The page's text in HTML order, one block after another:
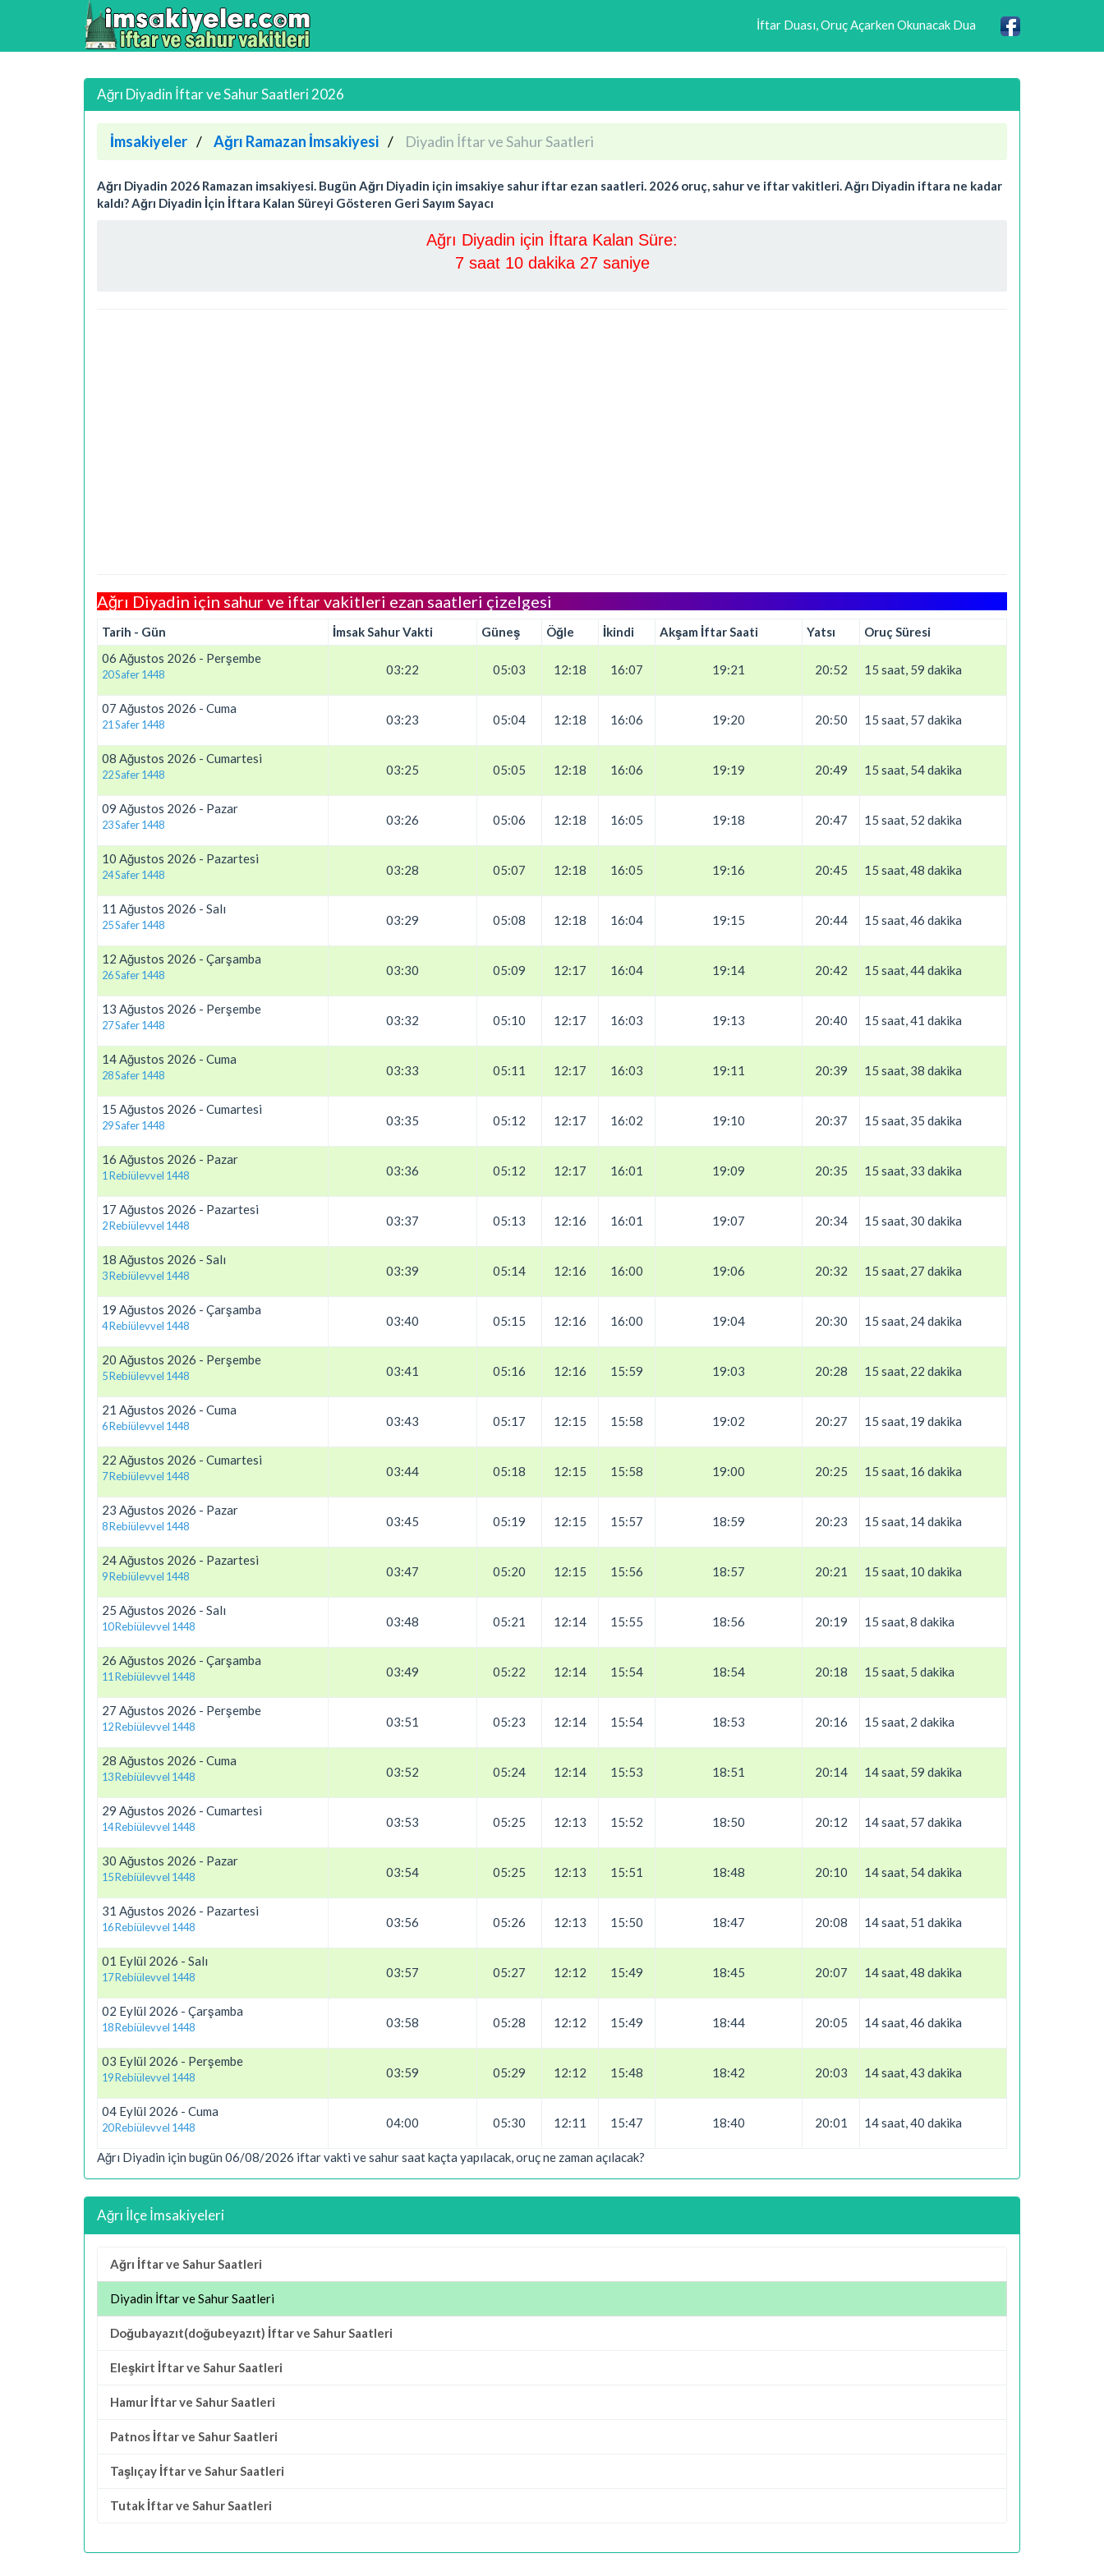
İftar Duası, Oruç Açarken Okunacak Dua
Ağrı Diyadin İftar ve Sahur Saatleri 2026
İmsakiyeler Ağrı Ramazan İmsakiyesi Diyadin İftar ve Sahur Saatleri
Ağrı Diyadin 2026 Ramazan imsakiyesi. Bugün Ağrı Diyadin için imsakiye sahur iftar ezan saatleri. 2026 oruç, sahur ve iftar vakitleri. Ağrı Diyadin iftara ne kadar
kaldı? Ağrı Diyadin İçin İftara Kalan Süreyi Gösteren Geri Sayım Sayacı
Ağrı Diyadin için İftara Kalan Süre:
7 saat 10 dakika 26 saniye
Ağrı Diyadin için sahur ve iftar vakitleri ezan saatleri çizelgesi
Tarih - Gün İmsak Sahur Vakti Güneş Öğle İkindi Akşam İftar Saati Yatsı
Oruç Süresi
06 Ağustos 2026 - Perşembe
20 Safer 1448 03:22 05:03 12:18 16:07 19:21 20:52 15 saat, 59 dakika
07 Ağustos 2026 - Cuma
21 Safer 1448 03:23 05:04 12:18 16:06 19:20 20:50 15 saat, 57 dakika
08 Ağustos 2026 - Cumartesi
22 Safer 1448 03:25 05:05 12:18 16:06 19:19 20:49 15 saat, 54 dakika
09 Ağustos 2026 - Pazar
23 Safer 1448 03:26 05:06 12:18 16:05 19:18 20:47 15 saat, 52 dakika
10 Ağustos 2026 - Pazartesi
24 Safer 1448 03:28 05:07 12:18 16:05 19:16 20:45 15 saat, 48 dakika
11 Ağustos 2026 - Salı
25 Safer 1448 03:29 05:08 12:18 16:04 19:15 20:44 15 saat, 46 dakika
12 Ağustos 2026 - Çarşamba
26 Safer 1448 03:30 05:09 12:17 16:04 19:14 20:42 15 saat, 44 dakika
13 Ağustos 2026 - Perşembe
27 Safer 1448 03:32 05:10 12:17 16:03 19:13 20:40 15 saat, 41 dakika
14 Ağustos 2026 - Cuma
28 Safer 1448 03:33 05:11 12:17 16:03 19:11 20:39 15 saat, 38 dakika
15 Ağustos 2026 - Cumartesi
29 Safer 1448 03:35 05:12 12:17 16:02 19:10 20:37 15 saat, 35 dakika
16 Ağustos 2026 - Pazar
1 Rebiülevvel 1448 03:36 05:12 12:17 16:01 19:09 20:35 15 saat, 33 dakika
17 Ağustos 2026 - Pazartesi
2 Rebiülevvel 1448 03:37 05:13 12:16 16:01 19:07 20:34 15 saat, 30 dakika
18 Ağustos 2026 - Salı
3 Rebiülevvel 1448 03:39 05:14 12:16 16:00 19:06 20:32 15 saat, 27 dakika
19 Ağustos 2026 - Çarşamba
4 Rebiülevvel 1448 03:40 05:15 12:16 16:00 19:04 20:30 15 saat, 24 dakika
20 Ağustos 2026 - Perşembe
5 Rebiülevvel 1448 03:41 05:16 12:16 15:59 19:03 20:28 15 saat, 22 dakika
21 Ağustos 2026 - Cuma
6 Rebiülevvel 1448 03:43 05:17 12:15 15:58 19:02 20:27 15 saat, 19 dakika
22 Ağustos 2026 - Cumartesi
7 Rebiülevvel 1448 03:44 05:18 12:15 15:58 19:00 20:25 15 saat, 16 dakika
23 Ağustos 2026 - Pazar
8 Rebiülevvel 1448 03:45 05:19 12:15 15:57 18:59 20:23 15 saat, 14 dakika
24 Ağustos 2026 - Pazartesi
9 Rebiülevvel 1448 03:47 05:20 12:15 15:56 18:57 20:21 15 saat, 10 dakika
25 Ağustos 2026 - Salı
10 Rebiülevvel 1448 03:48 05:21 12:14 15:55 18:56 20:19 15 saat, 8 dakika
26 Ağustos 2026 - Çarşamba
11 Rebiülevvel 1448 03:49 05:22 12:14 15:54 18:54 20:18 15 saat, 5 dakika
27 Ağustos 2026 - Perşembe
12 Rebiülevvel 1448 03:51 05:23 12:14 15:54 18:53 20:16 15 saat, 2 dakika
28 Ağustos 2026 - Cuma
13 Rebiülevvel 1448 03:52 05:24 12:14 15:53 18:51 20:14 14 saat, 59 dakika
29 Ağustos 2026 - Cumartesi
14 Rebiülevvel 1448 03:53 05:25 12:13 15:52 18:50 20:12 14 saat, 57 dakika
30 Ağustos 2026 - Pazar
15 Rebiülevvel 1448 03:54 05:25 12:13 15:51 18:48 20:10 14 saat, 54 dakika
31 Ağustos 2026 - Pazartesi
16 Rebiülevvel 1448 03:56 05:26 12:13 15:50 18:47 20:08 14 saat, 51 dakika
01 Eylül 2026 - Salı
17 Rebiülevvel 1448 03:57 05:27 12:12 15:49 18:45 20:07 14 saat, 48 dakika
02 Eylül 2026 - Çarşamba
18 Rebiülevvel 1448 03:58 05:28 12:12 15:49 18:44 20:05 14 saat, 46 dakika
03 Eylül 2026 - Perşembe
19 Rebiülevvel 1448 03:59 05:29 12:12 15:48 18:42 20:03 14 saat, 43 dakika
04 Eylül 2026 - Cuma
20 Rebiülevvel 1448 04:00 05:30 12:11 15:47 18:40 20:01 14 saat, 40 dakika
Ağrı Diyadin için bugün 06/08/2026 iftar vakti ve sahur saat kaçta yapılacak, oruç ne zaman açılacak?
Ağrı İlçe İmsakiyeleri
Ağrı İftar ve Sahur Saatleri
Diyadin İftar ve Sahur Saatleri
Doğubayazıt(doğubeyazıt) İftar ve Sahur Saatleri
Eleşkirt İftar ve Sahur Saatleri
Hamur İftar ve Sahur Saatleri
Patnos İftar ve Sahur Saatleri
Taşlıçay İftar ve Sahur Saatleri
Tutak İftar ve Sahur Saatleri